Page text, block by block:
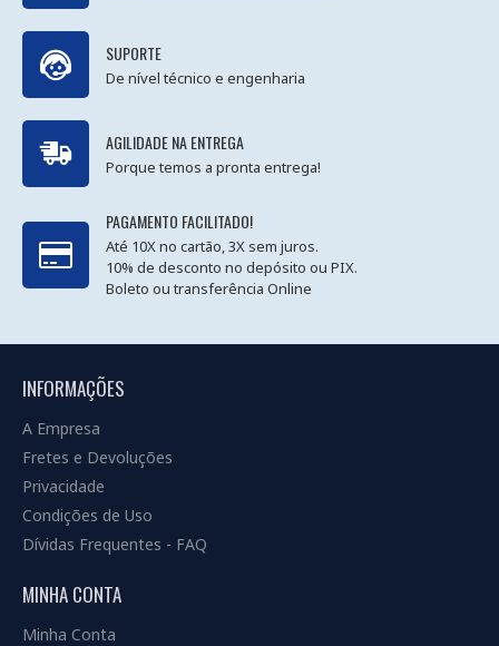
SUPORTE
De nível técnico e engenharia
AGILIDADE NA ENTREGA
Porque temos a pronta entrega!
PAGAMENTO FACILITADO!
Até 10X no cartão, 3X sem juros.
10% de desconto no depósito ou PIX.
Boleto ou transferência Online
INFORMAÇÕES
A Empresa
Fretes e Devoluções
Privacidade
Condições de Uso
Dívidas Frequentes - FAQ
MINHA CONTA
Minha Conta